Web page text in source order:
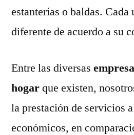
estanterías o baldas.
diferente de acuerdo a su
Entre las diversas
hogarque existen,
la prestación de servicios
económicos, en